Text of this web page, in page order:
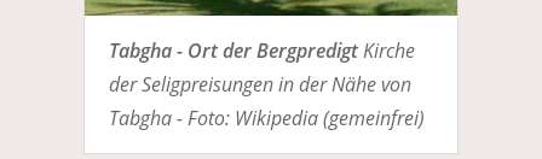
Tabgha - Ort der BergpredigtKirche
der Seligpreisungen in der Nähe von
Tabgha - Foto: Wikipedia (gemeinfrei)